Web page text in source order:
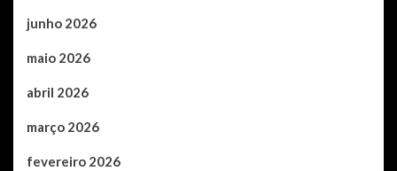
junho 2026
maio 2026
abril 2026
março 2026
fevereiro 2026